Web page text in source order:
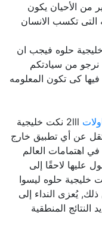
الأحيان يكون
تكسب الانسان
حلوه فيجب ان
من سيادتكم
كى تكون المعلومه
2lll نكت خليجية
عن أي تطبيق خارج
اهتمامات العالم
عليها لاحقًا إلى
خليجية حلوه ليسوا
يُعزى النداء إلى
المنطقية